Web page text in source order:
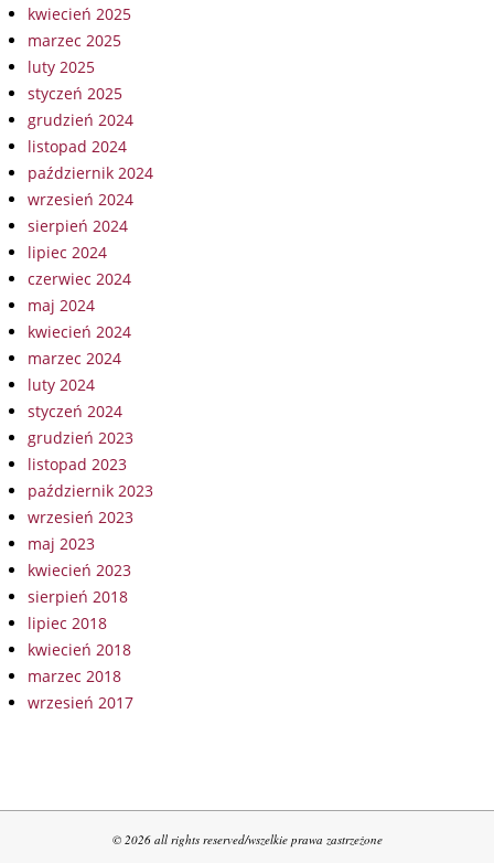
kwiecień 2025
marzec 2025
luty 2025
styczeń 2025
grudzień 2024
listopad 2024
październik 2024
wrzesień 2024
sierpień 2024
lipiec 2024
czerwiec 2024
maj 2024
kwiecień 2024
marzec 2024
luty 2024
styczeń 2024
grudzień 2023
listopad 2023
październik 2023
wrzesień 2023
maj 2023
kwiecień 2023
sierpień 2018
lipiec 2018
kwiecień 2018
marzec 2018
wrzesień 2017
© 2026 all rights reserved/wszelkie prawa zastrzeżone